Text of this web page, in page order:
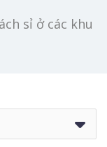
sỉ ở các khu